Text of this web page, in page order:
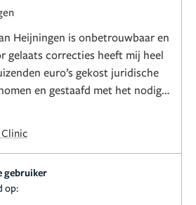
Heijningen is onbetrouwbaar en
gelaats correcties heeft mij heel
euro’s gekost juridische
en gestaafd met het nodige
je moet nog steeds alles
pijn
gebruiker
op: